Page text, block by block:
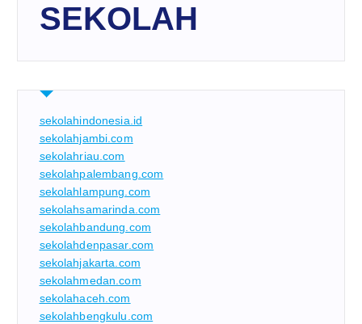
SEKOLAH
sekolahindonesia.id
sekolahjambi.com
sekolahriau.com
sekolahpalembang.com
sekolahlampung.com
sekolahsamarinda.com
sekolahbandung.com
sekolahdenpasar.com
sekolahjakarta.com
sekolahmedan.com
sekolahaceh.com
sekolahbengkulu.com